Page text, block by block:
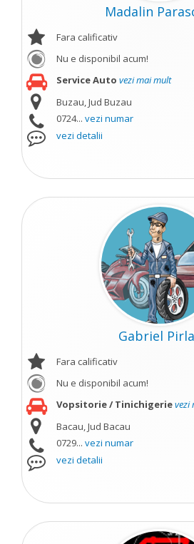
Madalin
Fara calificativ
Nu e disponibil acum!
Service Auto vezi mai mult
Buzau, Jud Buzau
0724... vezi numar
vezi detalii
Gabriel
Fara calificativ
Nu e disponibil acum!
Vopsitorie / Tinichigerievezi
Bacau, Jud Bacau
0729... vezi numar
vezi detalii